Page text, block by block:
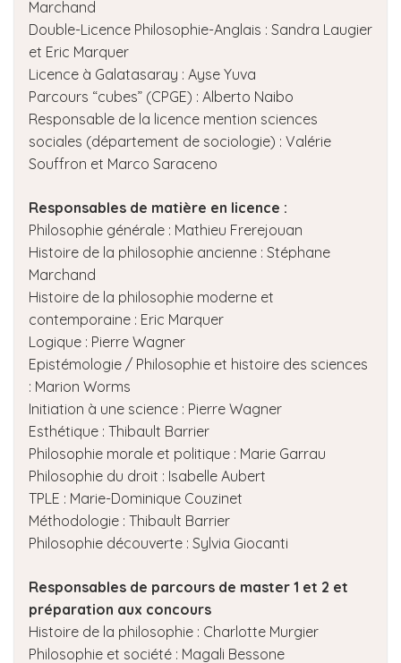
Marchand
Double-Licence Philosophie-Anglais : Sandra Laugier
et Eric Marquer
Licence à Galatasaray : Ayse Yuva
Parcours “cubes” (CPGE) : Alberto Naibo
Responsable de la licence mention sciences
sociales (département de sociologie) : Valérie
Souffron et Marco Saraceno
Responsables de matière en licence :
Philosophie générale : Mathieu Frerejouan
Histoire de la philosophie ancienne : Stéphane
Marchand
Histoire de la philosophie moderne et
contemporaine : Eric Marquer
Logique : Pierre Wagner
Epistémologie / Philosophie et histoire des sciences
: Marion Worms
Initiation à une science : Pierre Wagner
Esthétique : Thibault Barrier
Philosophie morale et politique : Marie Garrau
Philosophie du droit : Isabelle Aubert
TPLE : Marie-Dominique Couzinet
Méthodologie : Thibault Barrier
Philosophie découverte : Sylvia Giocanti
Responsables de parcours de master 1 et 2 et
préparation aux concours
Histoire de la philosophie : Charlotte Murgier
Philosophie et société : Magali Bessone